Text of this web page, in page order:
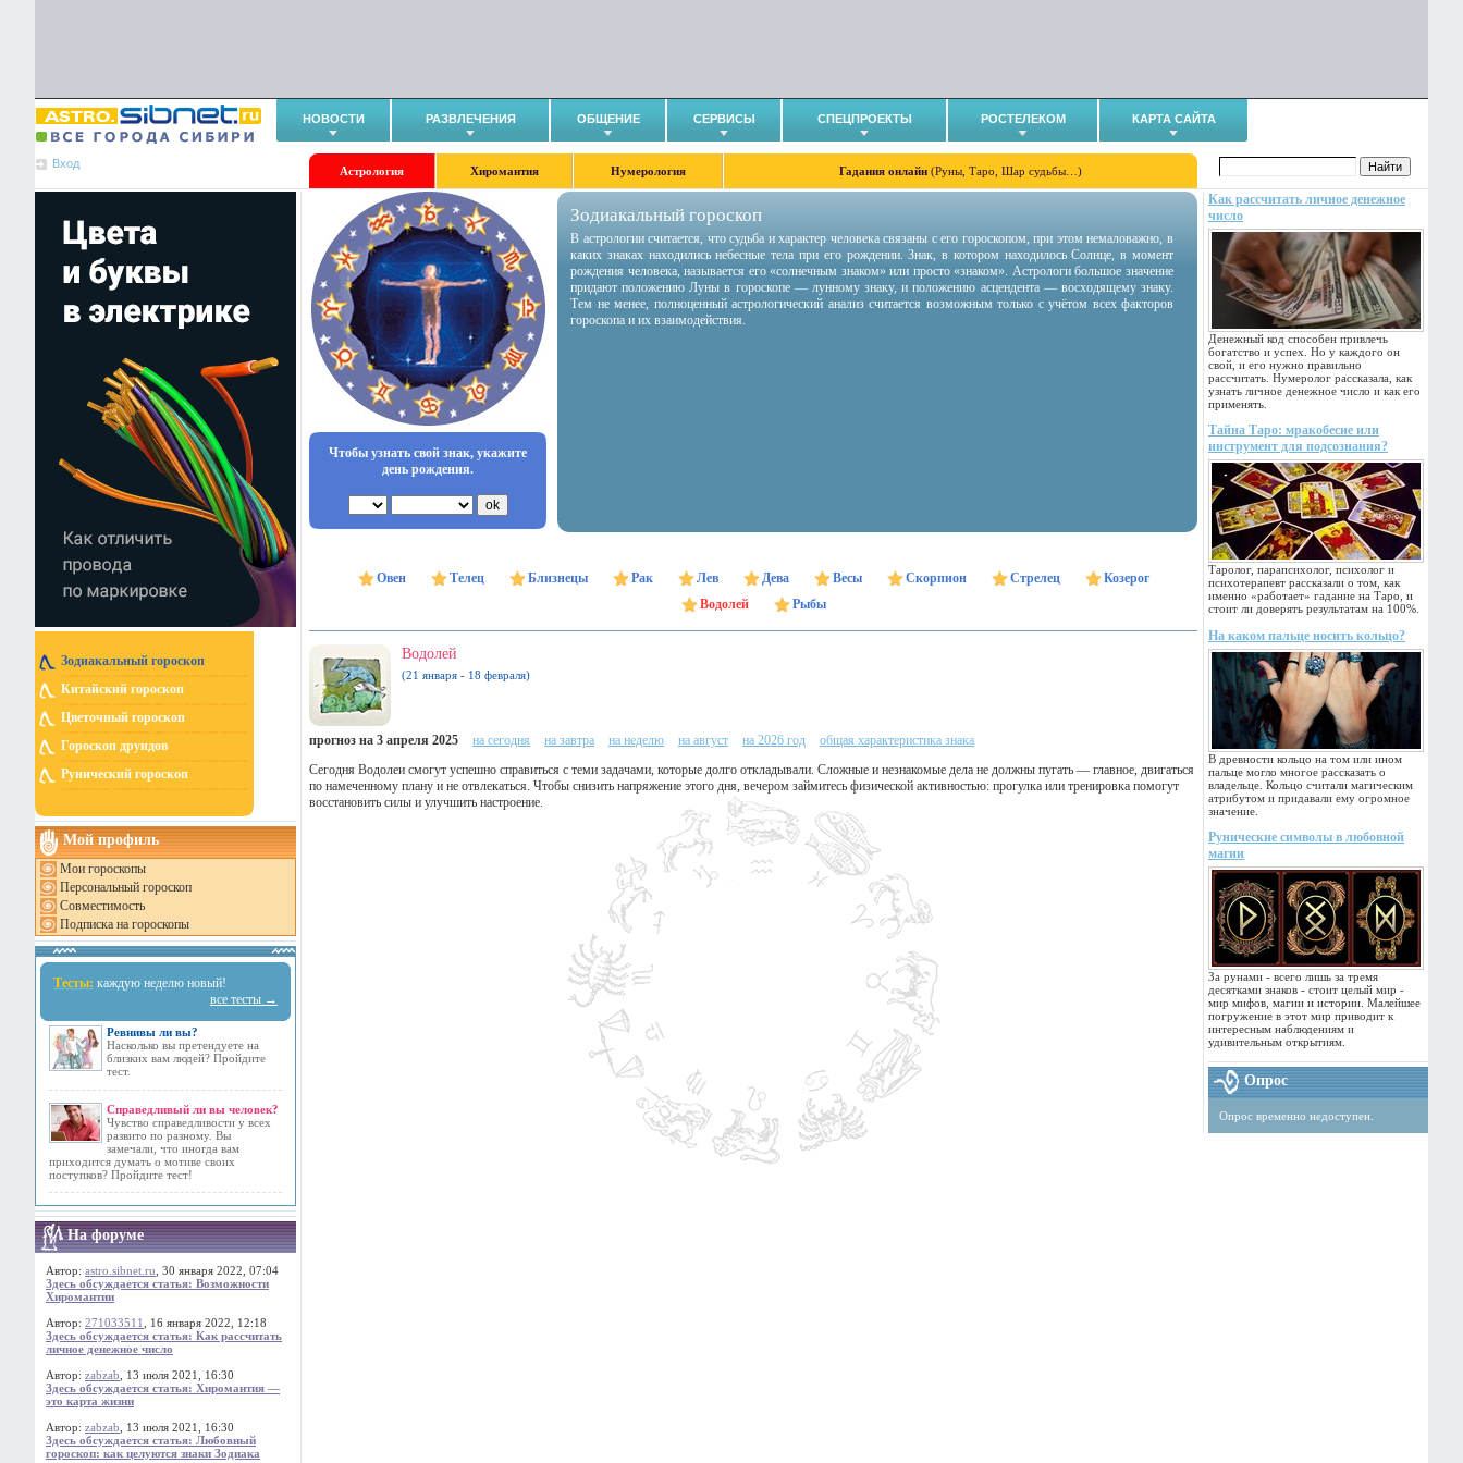
НОВОСТИ РАЗВЛЕЧЕНИЯ ОБЩЕНИЕ СЕРВИСЫ СПЕЦПРОЕКТЫ РОСТЕЛЕКОМ КАРТА САЙТА
Вход
Астрология Хиромантия Нумерология Гадания онлайн (Руны, Таро, Шар судьбы…)
Зодиакальный гороскоп
Китайский гороскоп
Цветочный гороскоп
Гороскоп друидов
Рунический гороскоп
Мой профиль
Мои гороскопы
Персональный гороскоп
Совместимость
Подписка на гороскопы
Тесты: каждую неделю новый!
все тесты →
Ревнивы ли вы?
Насколько вы претендуете на
близких вам людей? Пройдите
тест.
Справедливый ли вы человек?
Чувство справедливости у всех
развито по разному. Вы
замечали, что иногда вам
приходится думать о мотиве своих
поступков? Пройдите тест!
На форуме
Автор: astro.sibnet.ru , 30 января 2022, 07:04
Здесь обсуждается статья: Возможности
Хиромантии
Автор: 271033511
, 16 января 2022, 12:18
Здесь обсуждается статья: Как рассчитать
личное денежное число
Автор: zabzab , 13 июля 2021, 16:30
Здесь обсуждается статья: Хиромантия —
это карта жизни
Автор: zabzab , 13 июля 2021, 16:30
Здесь обсуждается статья: Любовный
гороскоп: как целуются знаки Зодиака
Как рассчитать личное денежное
число
Денежный код способен привлечь
богатство и успех. Но у каждого он
свой, и его нужно правильно
рассчитать. Нумеролог рассказала, как
узнать личное денежное число и как его
применять.
Тайна Таро: мракобесие или
инструмент для подсознания?
Таролог, парапсихолог, психолог и
психотерапевт рассказали о том, как
именно «работает» гадание на Таро, и
стоит ли доверять результатам на 100%.
На каком пальце носить кольцо?
В древности кольцо на том или ином
пальце могло многое рассказать о
владельце. Кольцо считали магическим
атрибутом и придавали ему огромное
значение.
Рунические символы в любовной
магии
За рунами - всего лишь за тремя
десятками знаков - стоит целый мир -
мир мифов, магии и истории. Малейшее
погружение в этот мир приводит к
интересным наблюдениям и
удивительным открытиям.
Опрос
Опрос временно недоступен.
Чтобы узнать свой знак, укажите
день рождения.
Зодиакальный гороскоп
В астрологии считается, что судьба и характер человека связаны с его гороскопом, при этом немаловажно, в
каких знаках находились небесные тела при его рождении. Знак, в котором находилось Солнце, в момент
рождения человека, называется его «солнечным знаком» или просто «знаком». Астрологи большое значение
придают положению Луны в гороскопе — лунному знаку, и положению асцендента — восходящему знаку.
Тем не менее, полноценный астрологический анализ считается возможным только с учётом всех факторов
гороскопа и их взаимодействия.
Овен Телец Близнецы Рак Лев Дева Весы Скорпион Стрелец
Козерог
Водолей
Рыбы
Водолей
(21 января - 18 февраля)
прогноз на 3 апреля 2025 на сегодня на завтра на неделю на август на 2026 год
общая характеристика знака
Сегодня Водолеи смогут успешно справиться с теми задачами, которые долго откладывали. Сложные и незнакомые дела не должны пугать — главное, двигаться
по намеченному плану и не отвлекаться. Чтобы снизить напряжение этого дня, вечером займитесь физической активностью: прогулка или тренировка помогут
восстановить силы и улучшить настроение.